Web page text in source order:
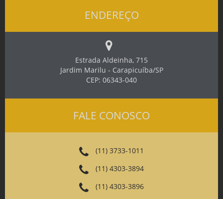
ENDEREÇO
FALE CONOSCO
Estrada Aldeinha, 715
Jardim Marilu - Carapicuíba/SP
CEP: 06343-040
(11) 3733-1011
(11) 4303-3894
(11) 4303-3896